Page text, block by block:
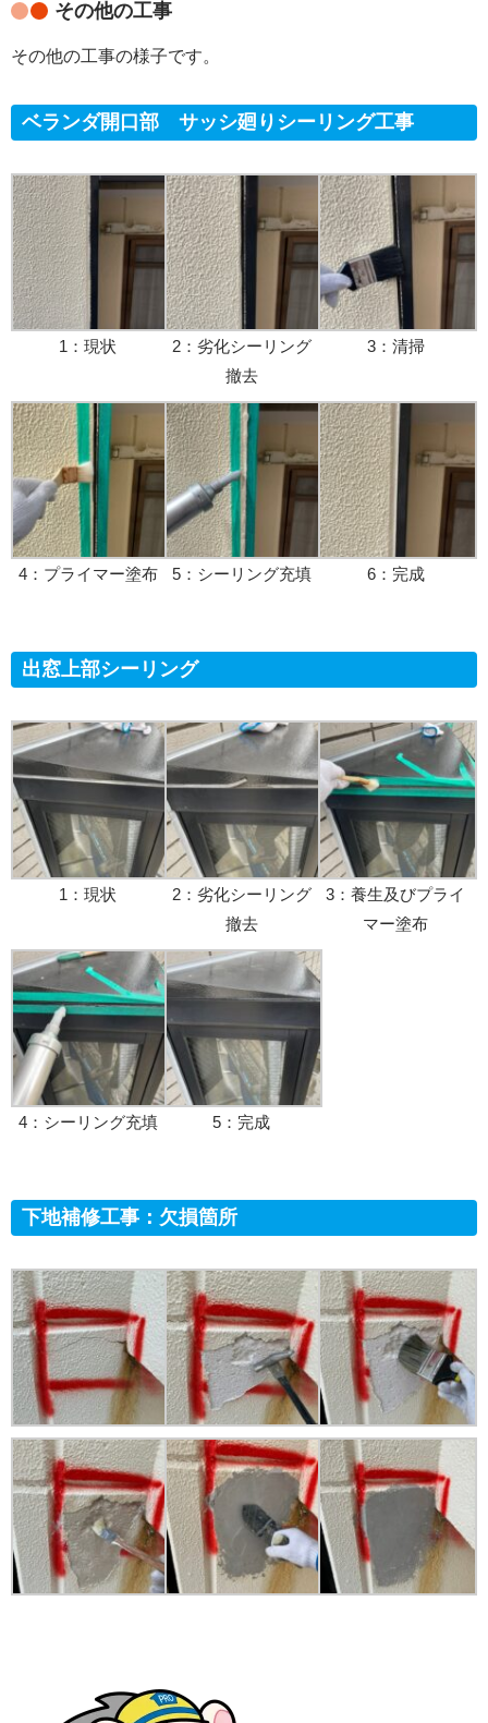
その他の工事
その他の工事の様子です。
ベランダ開口部 サッシ廻りシーリング工事
1：現状
2：劣化シーリング
撤去
3：清掃
4：プライマー塗布 5：シーリング充填 6：完成
出窓上部シーリング
1：現状
2：劣化シーリング
撤去
3：養生及びプライ
マー塗布
4：シーリング充填 5：完成
下地補修工事：欠損箇所